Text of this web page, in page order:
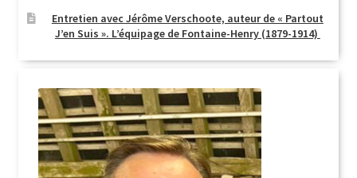
Entretien avec Jérôme Verschoote, auteur de « Partout
J’en Suis ». L’équipage de Fontaine-Henry (1879-1914)